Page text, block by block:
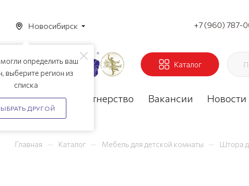
Новосибирск
определить ваш
выберите регион из
списка
ДРУГОЙ
+7 (960) 787-
Каталог
Акции Партнерство Вакансии Новости
Главная — Каталог — Мебель для детской комнаты — Штора